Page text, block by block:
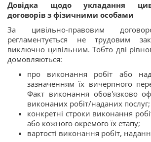
Довідка щодо укладання
договорів з фізичними особами
За цивільно-правовим
регламентується не трудовим
виключно цивільним. Тобто дві
домовляються:
про виконання робіт або
зазначенням їх вичерпного
Факт виконання обов'язково
виконаних робіт/наданих послуг;
конкретні строки виконання
або кожного окремого їх етапу;
вартості виконання робіт,